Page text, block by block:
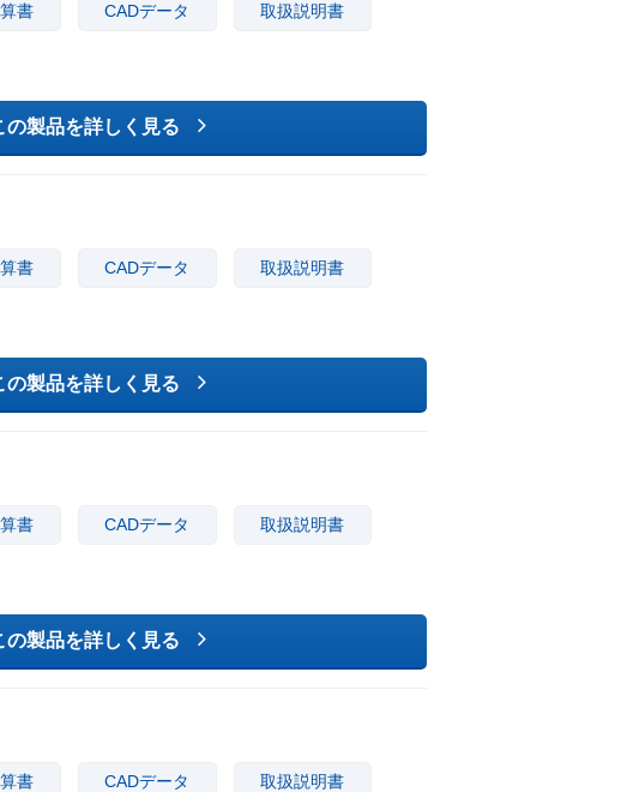
書 CADデータ 取扱説明書
の製品を詳しく見る
書 CADデータ 取扱説明書
の製品を詳しく見る
書 CADデータ 取扱説明書
の製品を詳しく見る
書 CADデータ 取扱説明書